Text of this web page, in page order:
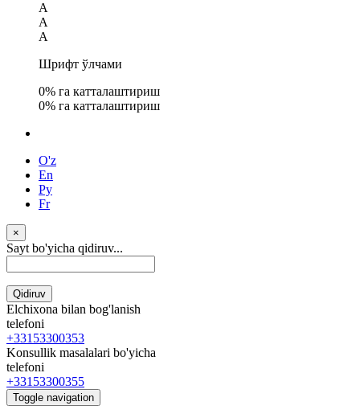
A
A
A
Шрифт ўлчами
0% га катталаштириш
0% га катталаштириш
O'z
En
Ру
Fr
×
Sayt bo'yicha qidiruv...
Qidiruv
Elchixona bilan bog'lanish
telefoni
+33153300353
Konsullik masalalari bo'yicha
telefoni
+33153300355
Toggle navigation